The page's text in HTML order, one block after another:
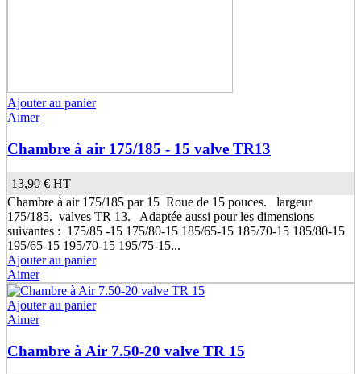
Ajouter au panier
Aimer
Chambre à air 175/185 - 15 valve TR13
13,90 € HT
Chambre à air 175/185 par 15 Roue de 15 pouces. largeur
175/185. valves TR 13. Adaptée aussi pour les dimensions
suivantes : 175/85 -15 175/80-15 185/65-15 185/70-15 185/80-15
195/65-15 195/70-15 195/75-15...
Ajouter au panier
Aimer
Ajouter au panier
Aimer
Chambre à Air 7.50-20 valve TR 15